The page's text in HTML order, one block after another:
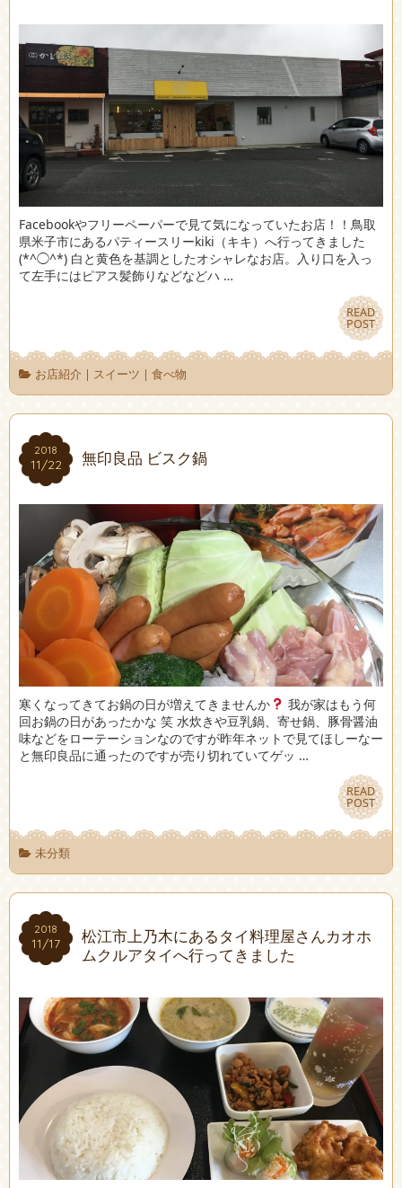
Facebookやフリーペーパーで見て気になっていたお店！！鳥取
県米子市にあるパティースリーkiki（キキ）へ行ってきました
(*^◯^*) 白と黄色を基調としたオシャレなお店。入り口を入っ
て左手にはピアス髪飾りなどなどハ …
READ
POST
READ
POST
お店紹介 | スイーツ | 食べ物
2018
11/22
2018
11/22 無印良品 ビスク鍋
寒くなってきてお鍋の日が増えてきませんか
我が家はもう何
回お鍋の日があったかな 笑 水炊きや豆乳鍋、寄せ鍋、豚骨醤油
味などをローテーションなのですが昨年ネットで見てほしーなー
と無印良品に通ったのですが売り切れていてゲッ …
READ
POST
READ
POST
未分類
2018
11/17
2018
11/17
松江市上乃木にあるタイ料理屋さんカオホ
ムクルアタイへ行ってきました